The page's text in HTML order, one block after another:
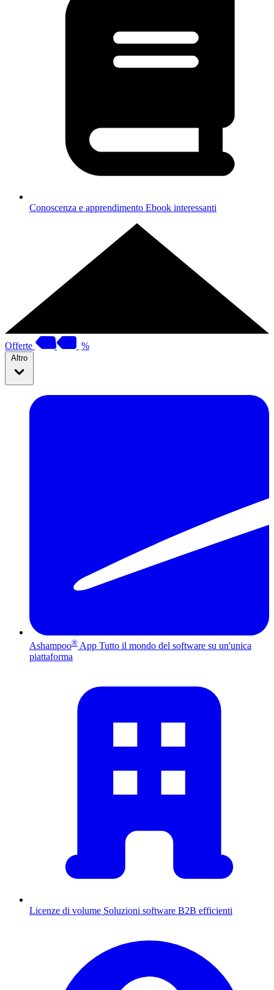
Conoscenza e apprendimento Ebook interessanti
Offerte %
Altro
Ashampoo® App Tutto il mondo del software su un'unica
piattaforma
Licenze di volume Soluzioni software B2B efficienti